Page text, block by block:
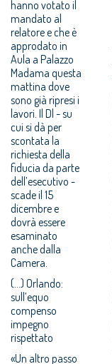
hanno votato il
mandato al
relatore e che è
approdato in
Aula a Palazzo
Madama questa
mattina dove
sono già ripresi i
lavori. Il Dl - su
cui si dà per
scontata la
richiesta della
fiducia da parte
dell’esecutivo -
scade il 15
dicembre e
dovrà essere
esaminato
anche dalla
Camera.
(...) Orlando:
sull’equo
compenso
impegno
rispettato
«Un altro passo